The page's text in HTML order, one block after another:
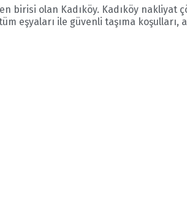
birisi olan Kadıköy. Kadıköy nakliyat
eşyaları ile güvenli taşıma koşulları,